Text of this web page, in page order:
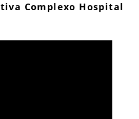
Complexo Hospital